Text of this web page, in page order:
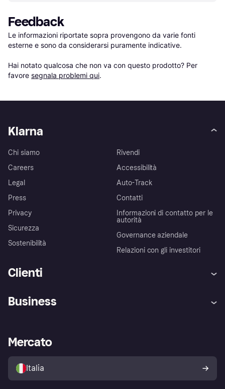
Feedback
Le informazioni riportate sopra provengono da varie fonti
esterne e sono da considerarsi puramente indicative.
Hai notato qualcosa che non va con questo prodotto? Per
favore segnala problemi qui.
Klarna
Chi siamo
Careers
Legal
Press
Privacy
Sicurezza
Sostenibilità
Rivendi
Accessibilità
Auto-Track
Contatti
Informazioni di contatto per le
autorità
Governance aziendale
Relazioni con gli investitori
Clienti
Assistenza
Esplora i negozi
Politica di protezione
dell'acquirente Klarna
Business
Accesso aziende
Mercato
Italia